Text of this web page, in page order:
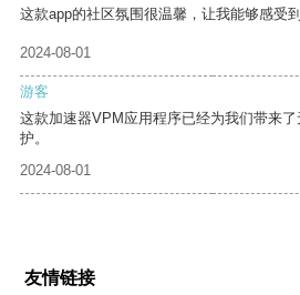
这款app的社区氛围很温馨，让我能够感受到
2024-08-01
游客
这款加速器VPM应用程序已经为我们带来
护。
2024-08-01
友情链接